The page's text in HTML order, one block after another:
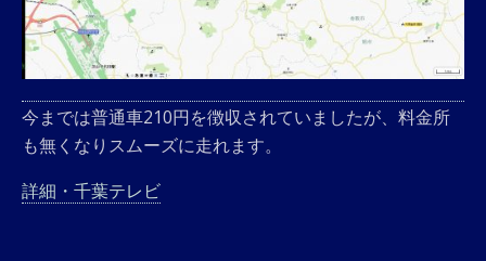
今までは普通車210円を徴収されていましたが、料金所
も無くなりスムーズに走れます。
詳細・千葉テレビ